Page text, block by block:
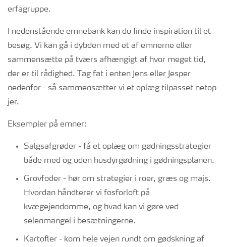
erfagruppe.
I nedenstående emnebank kan du finde inspiration til et
besøg. Vi kan gå i dybden med et af emnerne eller
sammensætte på tværs afhængigt af hvor meget tid,
der er til rådighed. Tag fat i enten Jens eller Jesper
nedenfor - så sammensætter vi et oplæg tilpasset netop
jer.
Eksempler på emner:
Salgsafgrøder - få et oplæg om gødningsstrategier
både med og uden husdyrgødning i gødningsplanen.
Grovfoder - hør om strategier i roer, græs og majs.
Hvordan håndterer vi fosforloft på
kvægejendomme, og hvad kan vi gøre ved
selenmangel i besætningerne.
Kartofler - kom hele vejen rundt om gødskning af